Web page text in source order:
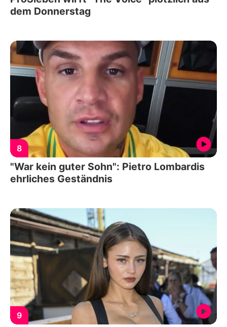
dem Donnerstag
8
"War kein guter Sohn": Pietro Lombardis
ehrliches Geständnis
9